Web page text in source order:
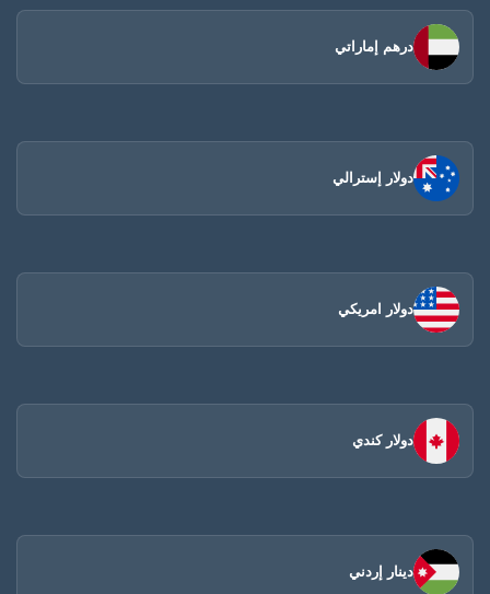
درهم إماراتي
دولار إسترالي
دولار امريكي
دولار كندي
دينار إردني